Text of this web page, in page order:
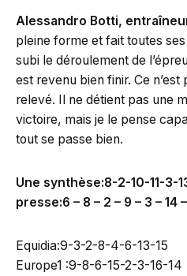
Alessandro Botti,
pleine forme et fait toutes
subi le déroulement de
est revenu bien finir. Ce
relevé. Il ne détient pas une
victoire, mais je le pense
tout se passe bien.
Une synthèse:8-2-10-11-3-
presse:6 – 8 – 2 – 9 – 3 – 14 –
Equidia:9-3-2-8-4-6-13-15
Europe1 :9-8-6-15-2-3-16-14